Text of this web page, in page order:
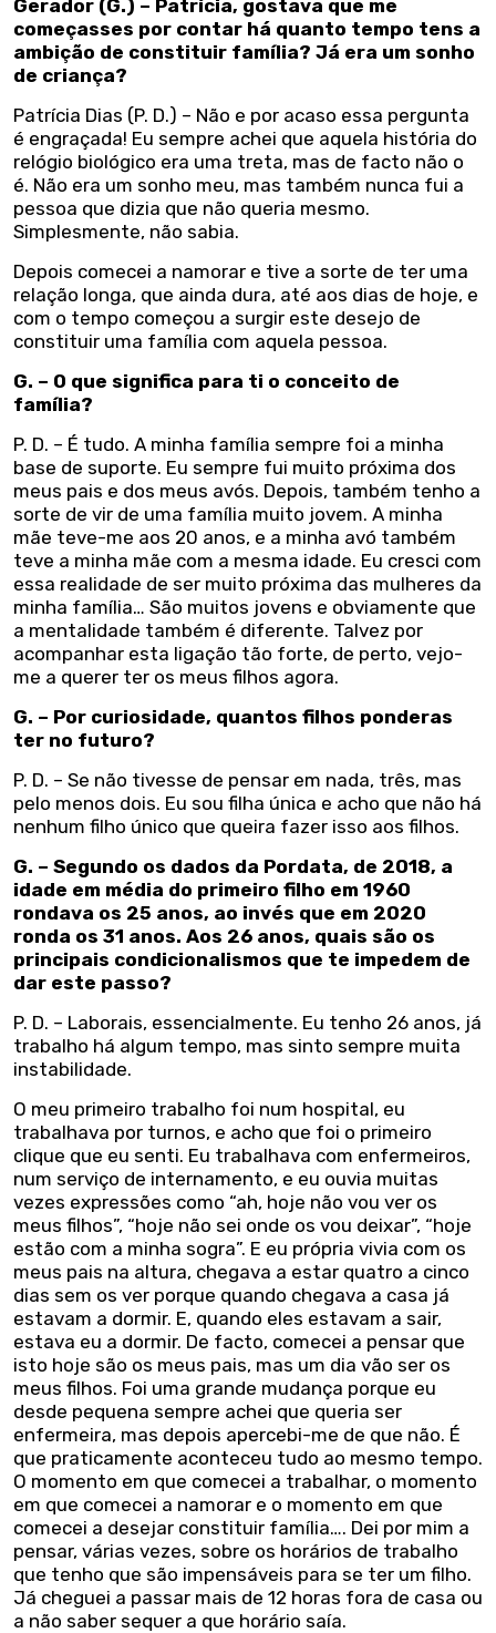
Gerador (G.) – Patrícia, gostava que me
começasses por contar há quanto tempo tens a
ambição de constituir família? Já era um sonho
de criança?
Patrícia Dias (P. D.) – Não e por acaso essa pergunta
é engraçada! Eu sempre achei que aquela história do
relógio biológico era uma treta, mas de facto não o
é. Não era um sonho meu, mas também nunca fui a
pessoa que dizia que não queria mesmo.
Simplesmente, não sabia.
Depois comecei a namorar e tive a sorte de ter uma
relação longa, que ainda dura, até aos dias de hoje, e
com o tempo começou a surgir este desejo de
constituir uma família com aquela pessoa.
G. – O que significa para ti o conceito de
família?
P. D. – É tudo. A minha família sempre foi a minha
base de suporte. Eu sempre fui muito próxima dos
meus pais e dos meus avós. Depois, também tenho a
sorte de vir de uma família muito jovem. A minha
mãe teve-me aos 20 anos, e a minha avó também
teve a minha mãe com a mesma idade. Eu cresci com
essa realidade de ser muito próxima das mulheres da
minha família… São muitos jovens e obviamente que
a mentalidade também é diferente. Talvez por
acompanhar esta ligação tão forte, de perto, vejo-
me a querer ter os meus filhos agora.
G. – Por curiosidade, quantos filhos ponderas
ter no futuro?
P. D. – Se não tivesse de pensar em nada, três, mas
pelo menos dois. Eu sou filha única e acho que não há
nenhum filho único que queira fazer isso aos filhos.
G. – Segundo os dados da Pordata, de 2018, a
idade em média do primeiro filho em 1960
rondava os 25 anos, ao invés que em 2020
ronda os 31 anos. Aos 26 anos, quais são os
principais condicionalismos que te impedem de
dar este passo?
P. D. – Laborais, essencialmente. Eu tenho 26 anos, já
trabalho há algum tempo, mas sinto sempre muita
instabilidade.
O meu primeiro trabalho foi num hospital, eu
trabalhava por turnos, e acho que foi o primeiro
clique que eu senti. Eu trabalhava com enfermeiros,
num serviço de internamento, e eu ouvia muitas
vezes expressões como “ah, hoje não vou ver os
meus filhos”, “hoje não sei onde os vou deixar”, “hoje
estão com a minha sogra”. E eu própria vivia com os
meus pais na altura, chegava a estar quatro a cinco
dias sem os ver porque quando chegava a casa já
estavam a dormir. E, quando eles estavam a sair,
estava eu a dormir. De facto, comecei a pensar que
isto hoje são os meus pais, mas um dia vão ser os
meus filhos. Foi uma grande mudança porque eu
desde pequena sempre achei que queria ser
enfermeira, mas depois apercebi-me de que não. É
que praticamente aconteceu tudo ao mesmo tempo.
O momento em que comecei a trabalhar, o momento
em que comecei a namorar e o momento em que
comecei a desejar constituir família…. Dei por mim a
pensar, várias vezes, sobre os horários de trabalho
que tenho que são impensáveis para se ter um filho.
Já cheguei a passar mais de 12 horas fora de casa ou
a não saber sequer a que horário saía.